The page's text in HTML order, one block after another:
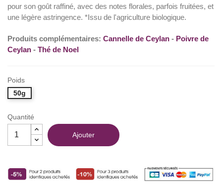
pour son goût raffiné, avec des notes florales, parfois fruitées, et
une légère astringence. *Issu de l'agriculture biologique.
Produits complémentaires: Cannelle de Ceylan - Poivre de
Ceylan - Thé de Noel
Poids
50g
Quantité
Ajouter